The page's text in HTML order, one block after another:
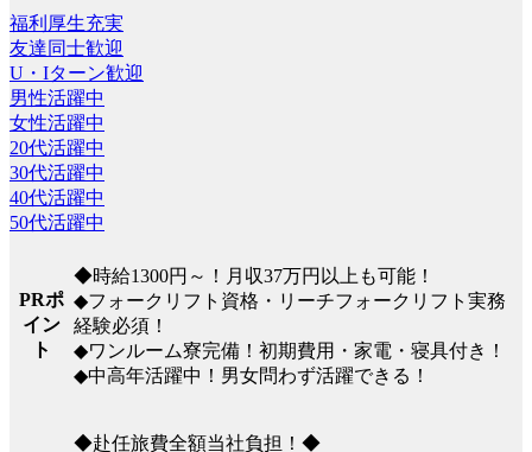
福利厚生充実
友達同士歓迎
U・Iターン歓迎
男性活躍中
女性活躍中
20代活躍中
30代活躍中
40代活躍中
50代活躍中
PRポ
イン
ト
◆時給1300円～！月収37万円以上も可能！
◆フォークリフト資格・リーチフォークリフト実務
経験必須！
◆ワンルーム寮完備！初期費用・家電・寝具付き！
◆中高年活躍中！男女問わず活躍できる！
◆赴任旅費全額当社負担！◆